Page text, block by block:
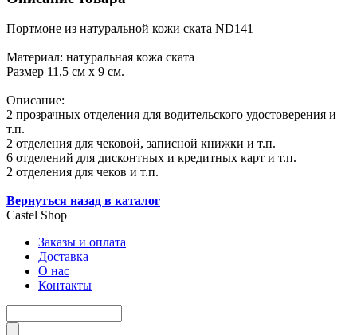
Портмоне из натуральной кожи ската ND141
Материал: натуральная кожа ската
Размер 11,5 см х 9 см.
Описание:
2 прозрачных отделения для водительского удостоверения и
т.п.
2 отделения для чековой, записной книжки и т.п.
6 отделений для дисконтных и кредитных карт и т.п.
2 отделения для чеков и т.п.
Вернуться назад в каталог
Castel Shop
Заказы и оплата
Доставка
О нас
Контакты